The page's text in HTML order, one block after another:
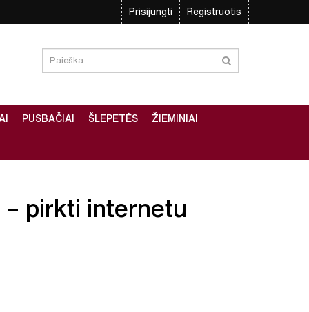
Prisijungti Registruotis
PUSBAČIAI ŠLEPETĖS ŽIEMINIAI
pirkti internetu